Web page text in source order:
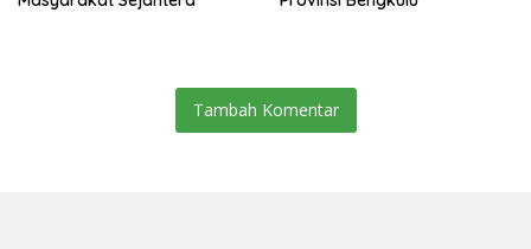
Tambah Komentar